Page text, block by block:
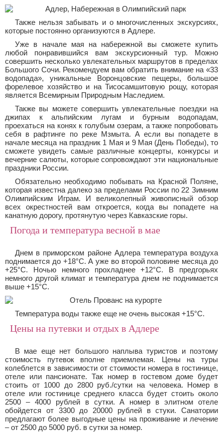
Также нельзя забывать и о многочисленных экскурсиях,
которые постоянно организуются в Адлере.
Уже в начале мая на набережной вы сможете купить
любой понравившийся вам экскурсионный тур. Можно
совершить несколько увлекательных маршрутов в пределах
Большого Сочи. Рекомендуем вам обратить внимание на «33
водопада», уникальные Воронцовские пещеры, большое
форелевое хозяйство и на Тисосамшитовую рощу, которая
является Всемирным Природным Наследием.
Также вы можете совершить увлекательные поездки на
джипах к альпийским лугам и бурным водопадам,
проехаться на конях к голубым озерам, а также попробовать
себя в рафтинге по реке Мзмыта. А если вы попадете в
начале месяца на праздник 1 Мая и 9 Мая (День Победы), то
сможете увидеть самые различные концерты, конкурсы и
вечерние салюты, которые сопровождают эти национальные
праздники России.
Обязательно необходимо побывать на Красной Поляне,
которая известна далеко за пределами России по 22 Зимним
Олимпийским Играм. И великолепный живописный обзор
всех окрестностей вам откроется, когда вы попадете на
канатную дорогу, протянутую через Кавказские горы.
Погода и температура весной в мае
Днем в приморском районе Адлера температура воздуха
поднимается до +18°С. А уже во второй половине месяца до
+25°С. Ночью немного прохладнее +12°С. В предгорьях
немного другой климат и температура днем не поднимается
выше +15°С.
Температура воды также еще не очень высокая +15°С.
Цены на путевки и отдых в Адлере
В мае еще нет большого наплыва туристов и поэтому
стоимость путевок вполне приемлемая. Цены на туры
колеблется в зависимости от стоимости номера в гостинице,
отеле или пансионате. Так номер в гостевом доме будет
стоить от 1000 до 2800 руб./сутки на человека. Номер в
отеле или гостинице среднего класса будет стоить около
2500 – 4000 рублей в сутки. А номер в элитном отеле
обойдется от 3300 до 20000 рублей в стуки. Санатории
предлагают более выгодные цены на проживание и лечение
– от 2500 до 5000 руб. в сутки за номер.